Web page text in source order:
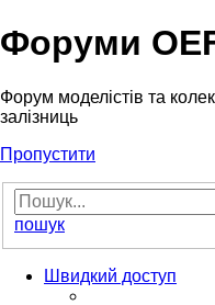
Форуми
Форум моделістів та
залізниць
Пропустити
пошук
Швидкий доступ